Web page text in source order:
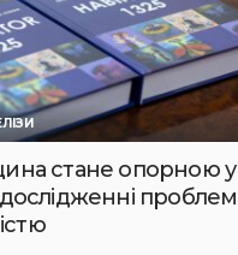
стане опорною у
проблем